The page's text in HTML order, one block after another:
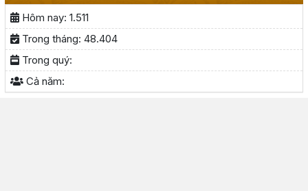
Hôm nay: 1.511
Trong tháng: 48.404
Trong quý:
Cả năm: